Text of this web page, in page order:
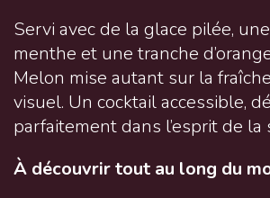
Servi avec de la glace pilée,
menthe et une tranche
Melon mise autant sur la
visuel. Un cocktail accessible,
parfaitement dans l’esprit de la
À découvrir tout au long du